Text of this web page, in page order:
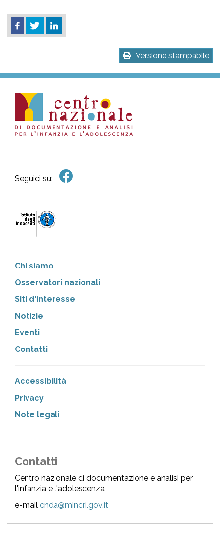
Versione stampabile
Seguici su:
Chi siamo
Osservatori nazionali
Siti d'interesse
Notizie
Eventi
Contatti
Accessibilità
Privacy
Note legali
Contatti
Centro nazionale di documentazione e analisi per
l'infanzia e l'adolescenza
e-mail cnda@minori.gov.it